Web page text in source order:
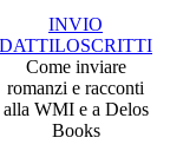
INVIO
DATTILOSCRITTI
Come inviare
romanzi e racconti
alla WMI e a Delos
Books